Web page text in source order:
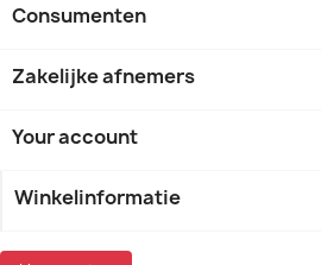
Consumenten
Zakelijke afnemers
Your account
Winkelinformatie